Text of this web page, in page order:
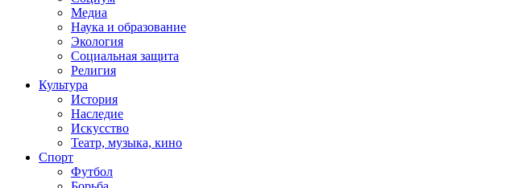
Медиа
Наука и образование
Экология
Социальная защита
Религия
Культура
История
Наследие
Искусство
Театр, музыка, кино
Спорт
Футбол